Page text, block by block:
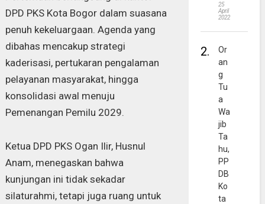
DPD PKS Kota Bogor dalam suasana
penuh kekeluargaan. Agenda yang
dibahas mencakup strategi
kaderisasi, pertukaran pengalaman
pelayanan masyarakat, hingga
konsolidasi awal menuju
Pemenangan Pemilu 2029.
Ketua DPD PKS Ogan Ilir, Husnul
Anam, menegaskan bahwa
kunjungan ini tidak sekadar
silaturahmi, tetapi juga ruang untuk
25
April
2022
2.
Or
an
g
Tu
a
Wa
jib
Ta
hu,
PP
DB
Ko
ta